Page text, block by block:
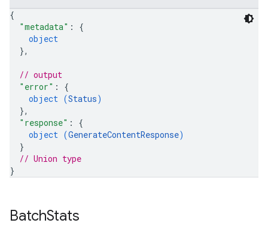
{
"metadata" : {
object
},
// output
"error" : {
object (Status)
},
"response" : {
object (GenerateContentResponse)
}
// Union type
}
BatchStats